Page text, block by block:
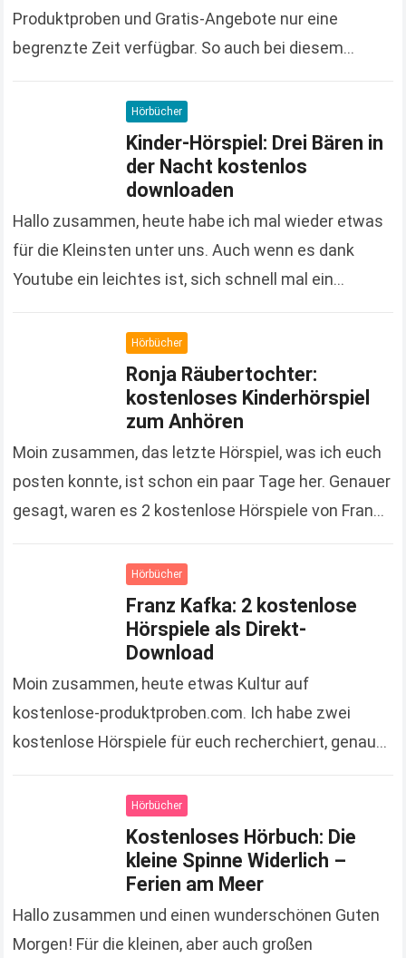
Produktproben und Gratis-Angebote nur eine
begrenzte Zeit verfügbar. So auch bei diesem
kostenlos downloaden…
Hörbücher
Kinder-Hörspiel: Drei Bären in
der Nacht kostenlos
downloaden
Hallo zusammen, heute habe ich mal wieder etwas
für die Kleinsten unter uns. Auch wenn es dank
Youtube ein leichtes ist, sich schnell mal ein
Hörbücher
Ronja Räubertochter:
kostenloses Kinderhörspiel
zum Anhören
Moin zusammen, das letzte Hörspiel, was ich euch
posten konnte, ist schon ein paar Tage her. Genauer
gesagt, waren es 2 kostenlose Hörspiele von Franz
Hörbücher
Franz Kafka: 2 kostenlose
Hörspiele als Direkt-
Download
Moin zusammen, heute etwas Kultur auf
kostenlose-produktproben.com. Ich habe zwei
kostenlose Hörspiele für euch recherchiert, genau
Winterabende. » Hier kostenloses Hörspiel „Das…
Hörbücher
Kostenloses Hörbuch: Die
kleine Spinne Widerlich –
Ferien am Meer
Hallo zusammen und einen wunderschönen Guten
Morgen! Für die kleinen, aber auch großen